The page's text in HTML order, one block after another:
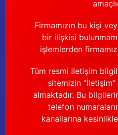
Firmamızın bu kişi
bir ilişkisi
işlemlerden
Tüm resmi iletişim
sitemizin
almaktadır. Bu
telefon
kanallarına